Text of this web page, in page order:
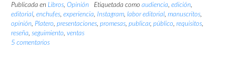
Publicada en Libros, Opinión Etiquetada como audiencia, edición,
editorial, enchufes, experiencia, Instagram, labor editorial, manuscritos,
opinión, Platero, presentaciones, promesas, publicar, público, requisitos,
reseña, seguimiento, ventas
5 comentarios